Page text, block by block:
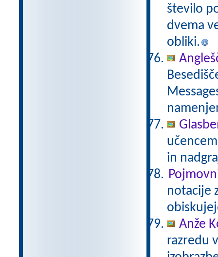
število
dvema
obliki.
in
notacije
Anže
razredu